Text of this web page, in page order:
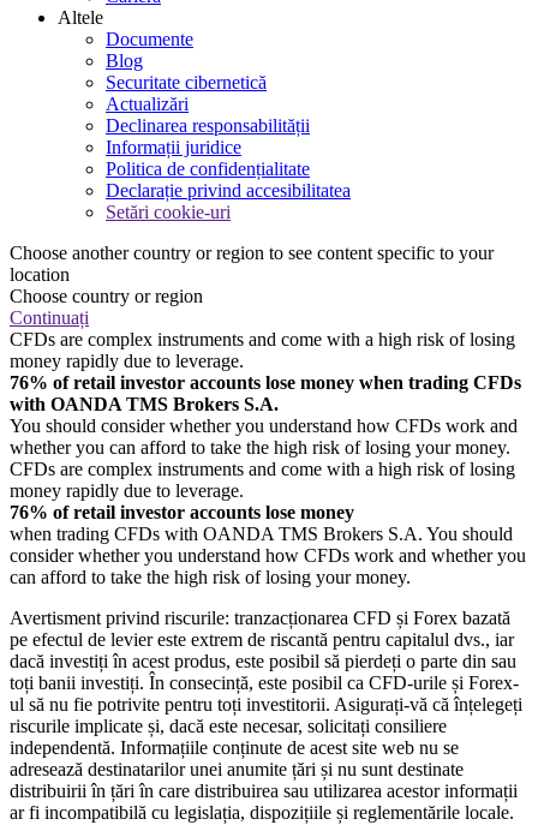
Altele
Documente
Blog
Securitate cibernetică
Actualizări
Declinarea responsabilității
Informații juridice
Politica de confidențialitate
Declarație privind accesibilitatea
Setări cookie-uri
Choose another country or region to see content specific to your
location
Choose country or region
Continuați
CFDs are complex instruments and come with a high risk of losing
money rapidly due to leverage.
76% of retail investor accounts lose money when trading CFDs
with OANDA TMS Brokers S.A.
You should consider whether you understand how CFDs work and
whether you can afford to take the high risk of losing your money.
CFDs are complex instruments and come with a high risk of losing
money rapidly due to leverage.
76% of retail investor accounts lose money
when trading CFDs with OANDA TMS Brokers S.A. You should
consider whether you understand how CFDs work and whether you
can afford to take the high risk of losing your money.
Avertisment privind riscurile: tranzacționarea CFD și Forex bazată
pe efectul de levier este extrem de riscantă pentru capitalul dvs., iar
dacă investiți în acest produs, este posibil să pierdeți o parte din sau
toți banii investiți. În consecință, este posibil ca CFD-urile și Forex-
ul să nu fie potrivite pentru toți investitorii. Asigurați-vă că înțelegeți
riscurile implicate și, dacă este necesar, solicitați consiliere
independentă. Informațiile conținute de acest site web nu se
adresează destinatarilor unei anumite țări și nu sunt destinate
distribuirii în țări în care distribuirea sau utilizarea acestor informații
ar fi incompatibilă cu legislația, dispozițiile și reglementările locale.